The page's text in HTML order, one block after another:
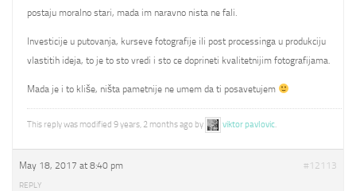
postaju moralno stari, mada im naravno nista ne fali.
Investicije u putovanja, kurseve fotografije ili post processinga u produkciju
vlastitih ideja, to je to sto vredi i sto ce doprineti kvalitetnijim fotografijama.
Mada je i to kliše, ništa pametnije ne umem da ti posavetujem
This reply was modified 9 years, 2 months ago by viktor pavlovic.
May 18, 2017 at 8:40 pm #12113
REPLY